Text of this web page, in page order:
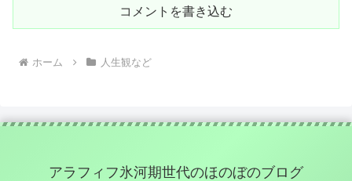
コメントを書き込む
ホーム 人生観など
アラフィフ氷河期世代のほのぼのブログ